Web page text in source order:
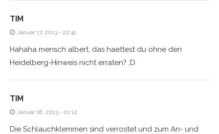
TIM
Januar 17, 2013 - 22:41
Hahaha mensch albert, das haettest du ohne den
Heidelberg-Hinweis nicht erraten? ;D
TIM
Januar 18, 2013 - 01:12
Die Schlauchklemmen sind verrostet und zum An- und